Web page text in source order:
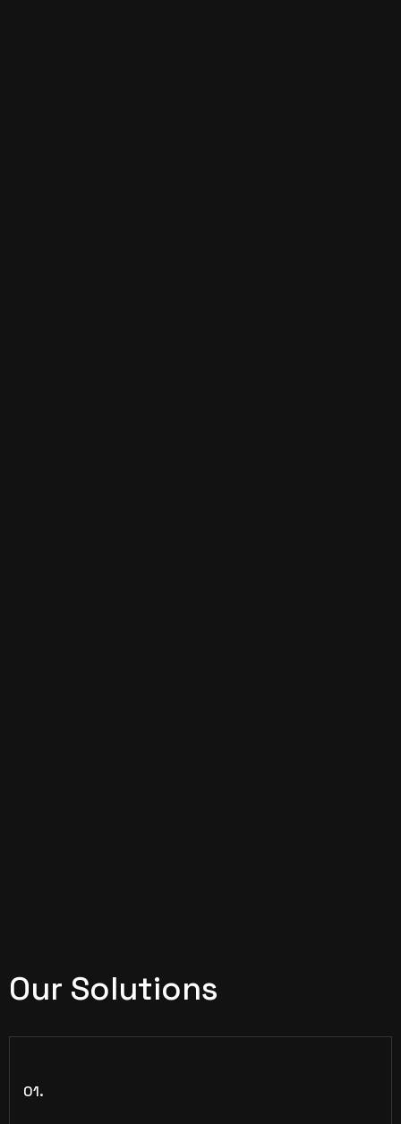
Our Solutions
01.